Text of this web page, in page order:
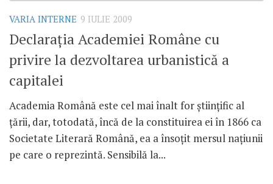
VARIA INTERNE 9 IULIE 2009
Declaraţia Academiei Române cu
privire la dezvoltarea urbanistică a
capitalei
Academia Română este cel mai înalt for ştiinţific al
ţării, dar, totodată, încă de la constituirea ei în 1866 ca
Societate Literară Română, ea a însoţit mersul naţiunii
pe care o reprezintă. Sensibilă la...